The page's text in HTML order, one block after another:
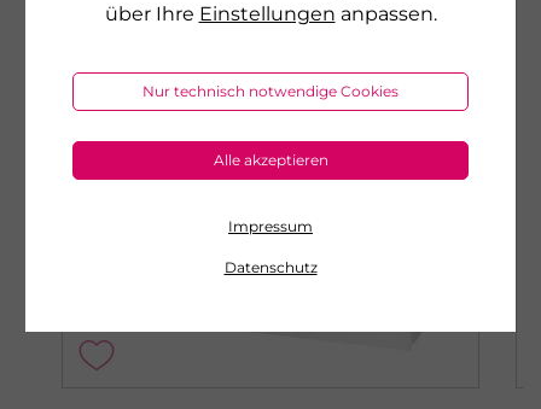
über Ihre Einstellungen anpassen.
Nur technisch notwendige Cookies
Alle akzeptieren
Impressum
Datenschutz